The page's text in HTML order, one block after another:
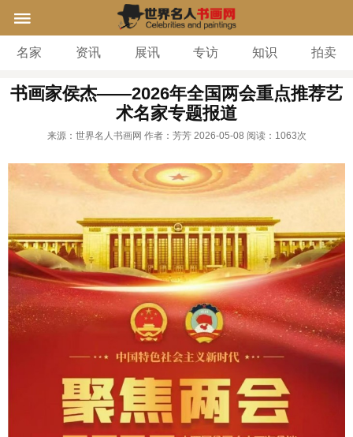
名家 资讯 展讯 专访 知识 拍卖
书画家侯杰——2026年全国两会重点推荐艺
术名家专题报道
来源：世界名人书画网 作者：芳芳 2026-05-08 阅读： 1063次